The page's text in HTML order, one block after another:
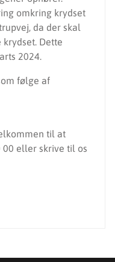
omkring krydset
da der skal
Dette
2024.
følge af
til at
00 eller skrive til os